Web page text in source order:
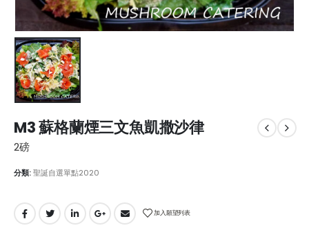
M3 蘇格蘭煙三文魚凱撒沙律
2磅
分類:聖誕自選單點2020
加入願望列表